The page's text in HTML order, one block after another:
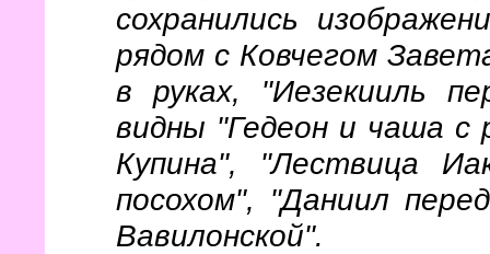
сохранились
рядом с Ковчегом
в руках, "Иезекииль
видны "Гедеон и чаша с
Купина", "Лествица
посохом", "Даниил
Вавилонской".